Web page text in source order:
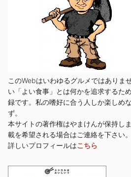
このWebはいわゆるグルメではありま
い「よい食事」とは何かを追求するた
録です。私の嗜好に合う人しか楽しめ
ず。
本サイトの著作権はやまけんが保持し
載を希望される場合はご連絡を下さい。
詳しいプロフィールはこちら